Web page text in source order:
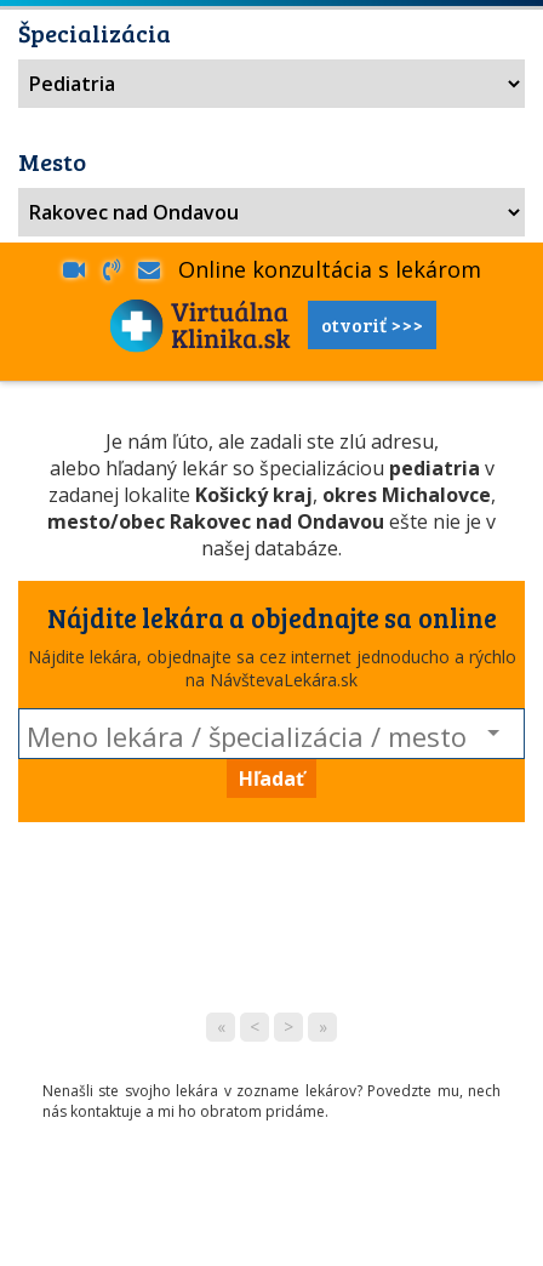
Špecializácia
Mesto
Online konzultácia s lekárom
otvoriť >>>
Je nám ľúto, ale zadali ste zlú adresu,
alebo hľadaný lekár so špecializáciou pediatria v
zadanej lokalite Košický kraj, okres Michalovce,
mesto/obec Rakovec nad Ondavou ešte nie je v
našej databáze.
Nájdite lekára a objednajte sa online
Nájdite lekára, objednajte sa cez internet jednoducho a rýchlo
na NávštevaLekára.sk
Hľadať
« < > »
Nenašli ste svojho lekára v zozname lekárov? Povedzte mu, nech
nás kontaktuje a mi ho obratom pridáme.